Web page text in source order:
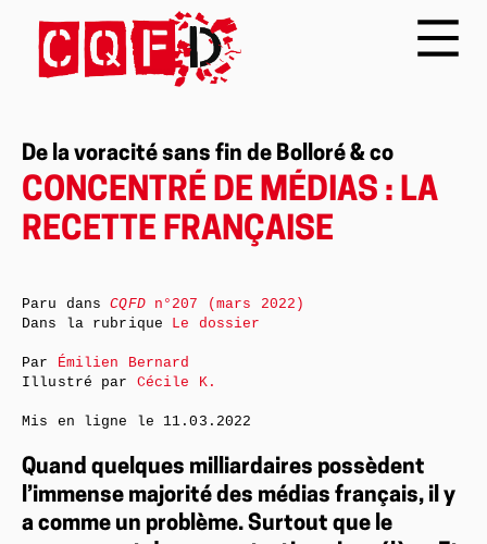
De la voracité sans fin de Bolloré & co
CONCENTRÉ DE MÉDIAS : LA
RECETTE FRANÇAISE
Quand quelques milliardaires possèdent
l’immense majorité des médias français, il y
a comme un problème. Surtout que le
Paru dansCQFDn°207 (mars 2022)
Dans la rubrique Le dossier
Par Émilien Bernard
Illustré par Cécile K.
Mis en ligne le 11.03.2022